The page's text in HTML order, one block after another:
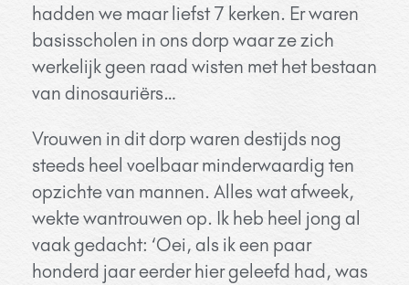
hadden we maar liefst 7 kerken. Er waren
basisscholen in ons dorp waar ze zich
werkelijk geen raad wisten met het bestaan
van dinosauriërs…
Vrouwen in dit dorp waren destijds nog
steeds heel voelbaar minderwaardig ten
opzichte van mannen. Alles wat afweek,
wekte wantrouwen op. Ik heb heel jong al
vaak gedacht: ‘Oei, als ik een paar
honderd jaar eerder hier geleefd had, was